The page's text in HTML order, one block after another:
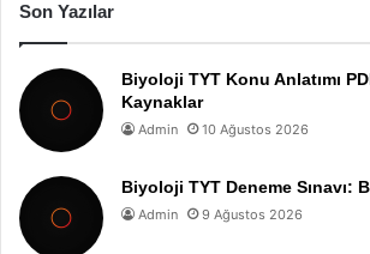
Son Yazılar
Biyoloji TYT Konu Anlatımı
Kaynaklar
Admin 10 Ağustos 2026
Biyoloji TYT Deneme Sınavı:
Admin 9 Ağustos 2026